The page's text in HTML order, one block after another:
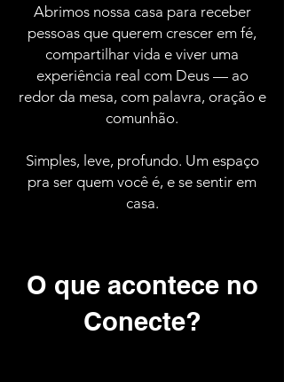
Abrimos nossa casa para receber
pessoas que querem crescer em fé,
compartilhar vida e viver uma
experiência real com Deus — ao
redor da mesa, com palavra, oração e
comunhão.
Simples, leve, profundo. Um espaço
pra ser quem você é, e se sentir em
casa.
O que acontece no
Conecte?